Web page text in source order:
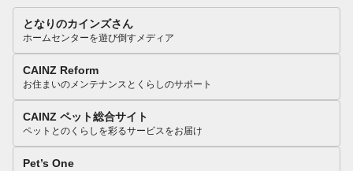
となりのカインズさん
ホームセンターを遊び倒すメディア
CAINZ Reform
お住まいのメンテナンスとくらしのサポート
CAINZ ペット総合サイト
ペットとのくらしを彩るサービスをお届け
Pet’s One